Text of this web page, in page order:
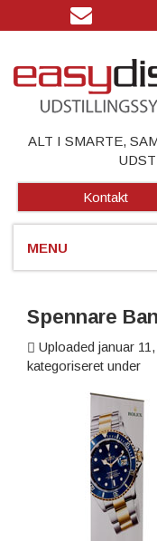
ALT I SMARTE,
Kontakt
Spennare
Uploaded januar
kategoriseret under